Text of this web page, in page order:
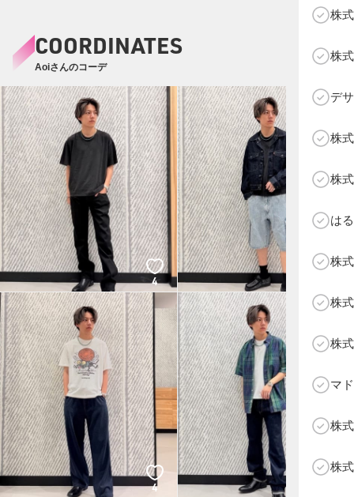
株
株
デ
株
株
は
株
株
株
マ
株
株
COORDINATES
Aoiさんのコーデ
4
4